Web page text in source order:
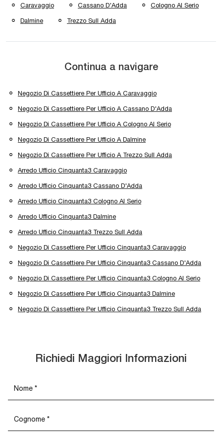
Caravaggio Cassano D'Adda Cologno Al Serio
Dalmine Trezzo Sull Adda
Continua a navigare
Negozio Di Cassettiere Per Ufficio A Caravaggio
Negozio Di Cassettiere Per Ufficio A Cassano D'Adda
Negozio Di Cassettiere Per Ufficio A Cologno Al Serio
Negozio Di Cassettiere Per Ufficio A Dalmine
Negozio Di Cassettiere Per Ufficio A Trezzo Sull Adda
Arredo Ufficio Cinquanta3 Caravaggio
Arredo Ufficio Cinquanta3 Cassano D'Adda
Arredo Ufficio Cinquanta3 Cologno Al Serio
Arredo Ufficio Cinquanta3 Dalmine
Arredo Ufficio Cinquanta3 Trezzo Sull Adda
Negozio Di Cassettiere Per Ufficio Cinquanta3 Caravaggio
Negozio Di Cassettiere Per Ufficio Cinquanta3 Cassano D'Adda
Negozio Di Cassettiere Per Ufficio Cinquanta3 Cologno Al Serio
Negozio Di Cassettiere Per Ufficio Cinquanta3 Dalmine
Negozio Di Cassettiere Per Ufficio Cinquanta3 Trezzo Sull Adda
Richiedi Maggiori Informazioni